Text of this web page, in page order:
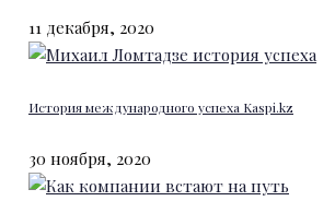
11 декабря, 2020
История международного успеха Kaspi.kz
30 ноября, 2020